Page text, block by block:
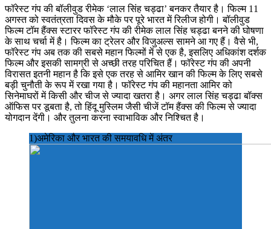
फॉरेस्ट गंप की बॉलीवुड रीमेक ‘लाल सिंह चड्ढा’ बनकर तैयार है। फिल्म 11
अगस्त को स्वतंत्रता दिवस के मौके पर पूरे भारत में रिलीज होगी। बॉलीवुड
फिल्म टॉम हैंक्स स्टारर फॉरेस्ट गंप की रीमेक लाल सिंह चड्ढा बनने की घोषणा
के साथ चर्चा में है। फिल्म का ट्रेलर और विजुअल्स सामने आ गए हैं। वैसे भी,
फॉरेस्ट गंप अब तक की सबसे महान फिल्मों में से एक है, इसलिए अधिकांश दर्शक
फिल्म और इसकी सामग्री से अच्छी तरह परिचित हैं। फॉरेस्ट गंप की अपनी
विरासत इतनी महान है कि इसे एक तरह से आमिर खान की फिल्म के लिए सबसे
बड़ी चुनौती के रूप में रखा गया है। फॉरेस्ट गंप की महानता आमिर को
सिनेमाघरों में किसी और चीज से ज्यादा खतरा है। अगर लाल सिंह चड्ढा बॉक्स
ऑफिस पर डूबता है, तो हिंदू मुस्लिम जैसी चीजें टॉम हैंक्स की फिल्म से ज्यादा
योगदान देंगी। और तुलना करना स्वाभाविक और निश्चित है।
1)अमेरिका और भारत की समयावधि में अंतर